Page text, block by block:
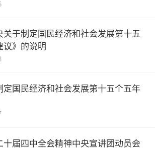
关于制定国民经济和社会发展第十五
议》的说明
定国民经济和社会发展第十五个五年
十届四中全会精神中央宣讲团动员会